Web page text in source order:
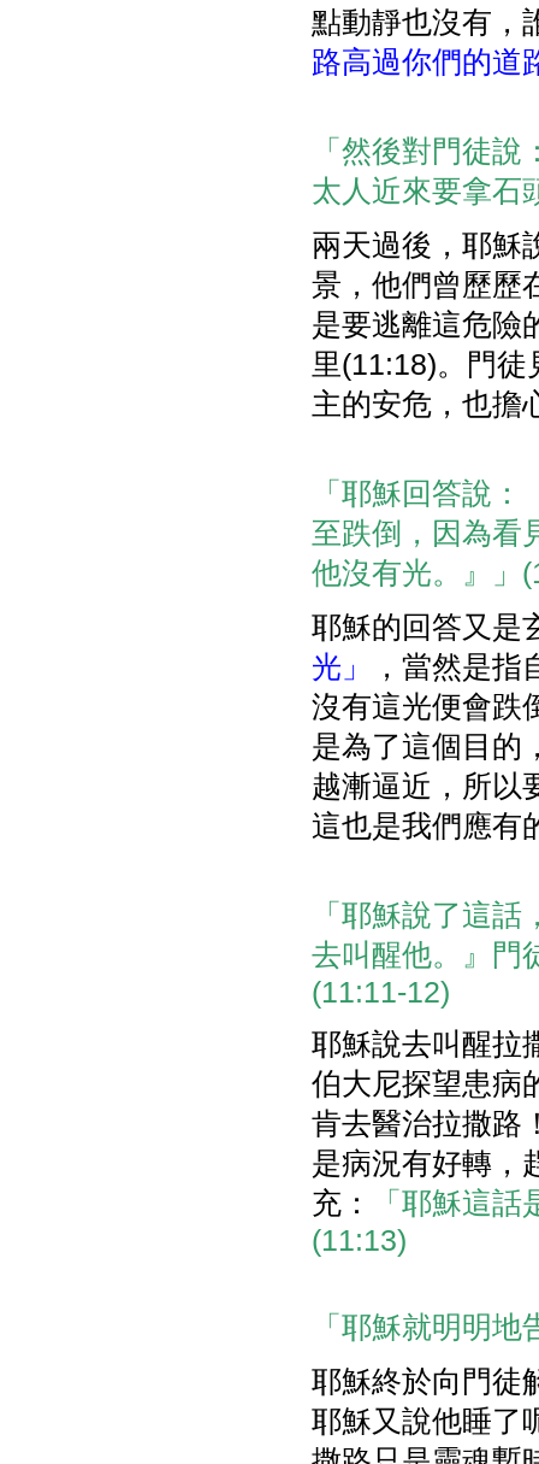
點動靜也沒有，
路高過你們的道
「然後對門徒
太人近來要拿石
兩天過後，耶穌
景，他們曾歷歷
是要逃離這危險
里(11:18)。門
主的安危，也擔
「耶穌回答說
至跌倒，因為看
他沒有光。』」
耶穌的回答又是
光」
，當然是
沒有這光便會跌
是為了這個目的
越漸逼近，所以
這也是我們應有
「耶穌說了這
去叫醒他。』門
(11:11-12)
耶穌說去叫醒拉
伯大尼探望患病
肯去醫治拉撒路
是病況有好轉，
充：
「耶穌這
(11:13)
「耶穌就明明
耶穌終於向門徒
耶穌又說他睡了